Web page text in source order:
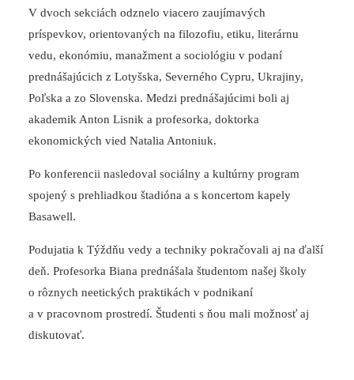
V dvoch sekciách odznelo viacero zaujímavých
príspevkov, orientovaných na filozofiu, etiku, literárnu
vedu, ekonómiu, manažment a sociológiu v podaní
prednášajúcich z Lotyšska, Severného Cypru, Ukrajiny,
Poľska a zo Slovenska. Medzi prednášajúcimi boli aj
akademik Anton Lisnik a profesorka, doktorka
ekonomických vied Natalia Antoniuk.
Po konferencii nasledoval sociálny a kultúrny program
spojený s prehliadkou štadióna a s koncertom kapely
Basawell.
Podujatia k Týždňu vedy a techniky pokračovali aj na ďalší
deň. Profesorka Biana prednášala študentom našej školy
o rôznych neetických praktikách v podnikaní
a v pracovnom prostredí. Študenti s ňou mali možnosť aj
diskutovať.